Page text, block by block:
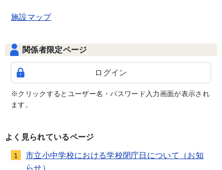
施設マップ
関係者限定ページ
ログイン
※クリックするとユーザー名・パスワード入力画面が表示され
ます。
よく見られているページ
1
市立小中学校における学校閉庁日について（お知
らせ）